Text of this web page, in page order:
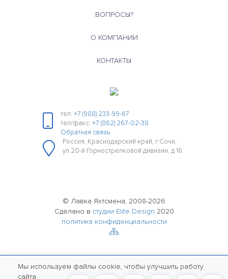
ВОПРОСЫ?
О КОМПАНИИ
КОНТАКТЫ
тел: +7 (988) 233-99-67
тел/факс: +7 (862) 267-02-38
Обратная связь
Россия, Краснодарский край, г.Сочи,
ул.20-й Горнострелковой дивизии, д 16
© Лавка Яхтсмена, 2008-2026
Сделано в студии Elite Design 2020
политика конфиденциальности
Мы используем файлы cookie, чтобы улучшить работу
сайта